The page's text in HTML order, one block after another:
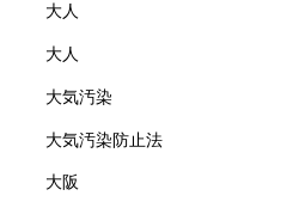
大人
大人
大気汚染
大気汚染防止法
大阪